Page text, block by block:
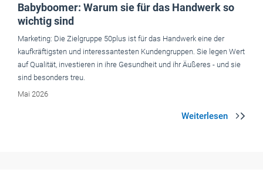
Babyboomer: Warum sie für das Handwerk so
wichtig sind
Marketing: Die Zielgruppe 50plus ist für das Handwerk eine der
kaufkräftigsten und interessantesten Kundengruppen. Sie legen Wert
auf Qualität, investieren in ihre Gesundheit und ihr Äußeres - und sie
sind besonders treu.
Mai 2026